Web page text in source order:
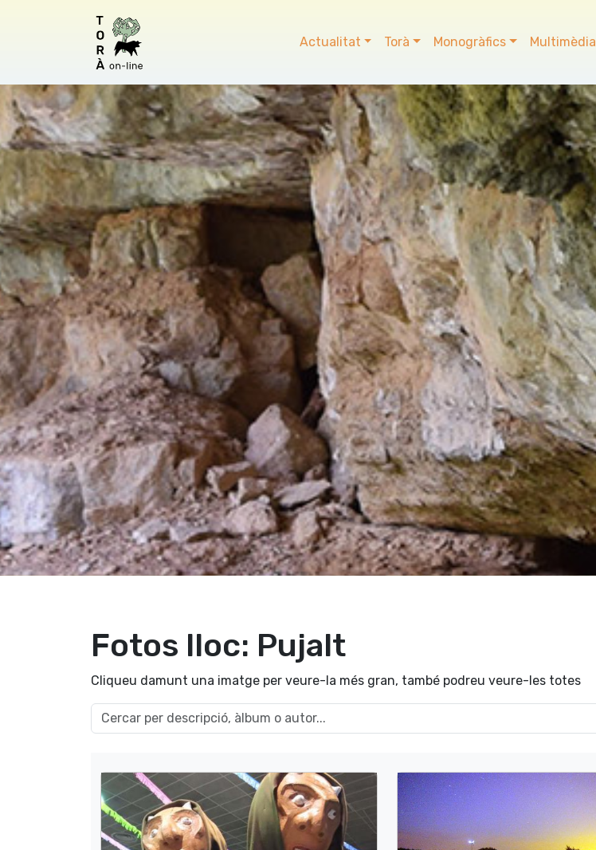
Actualitat Torà Monogràfics Multimèdia
Fotos lloc: Pujalt
Cliqueu damunt una imatge per veure-la més gran, també podreu veure-les totes